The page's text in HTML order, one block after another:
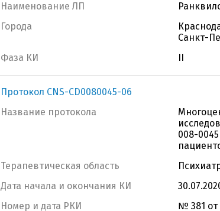
Наименование ЛП
Города
Санкт-
Фаза КИ
II
Протокол CNS-CD0080045-06
Название протокола
008-
Терапевтическая область
Дата начала и окончания КИ
Номер и дата РКИ
№ 381 от